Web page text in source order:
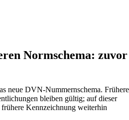
Normschema: zuvor
neue DVN-Nummernschema. Frühere
bleiben gültig; auf dieser
Kennzeichnung weiterhin